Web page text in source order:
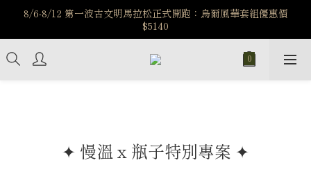
️8/6-8/12 第一波古文明馬拉松正式開跑：烏爾風華套組優惠價
$5140
️8/6-8/12 第一波古文明馬拉松正式開跑：烏爾風華套組優惠價
$5140
7/15-8/25 神秘星象學系列｜獅子座時區 項鍊 X 戒指 X 手鍊 享福
利
$5140
✦ 慢溫 x 瓶子特別專案 ✦